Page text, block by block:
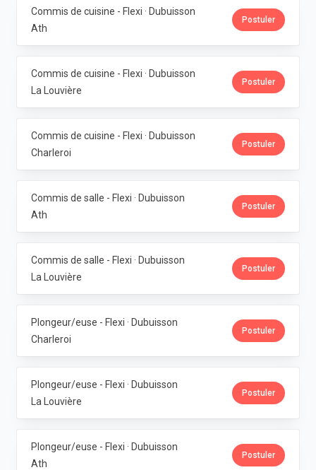
Commis de cuisine - Flexi · Dubuisson
Ath
Postuler
Commis de cuisine - Flexi · Dubuisson
La Louvière
Postuler
Commis de cuisine - Flexi · Dubuisson
Charleroi
Postuler
Commis de salle - Flexi · Dubuisson
Ath
Postuler
Commis de salle - Flexi · Dubuisson
La Louvière
Postuler
Plongeur/euse - Flexi · Dubuisson
Charleroi
Postuler
Plongeur/euse - Flexi · Dubuisson
La Louvière
Postuler
Plongeur/euse - Flexi · Dubuisson
Ath
Postuler